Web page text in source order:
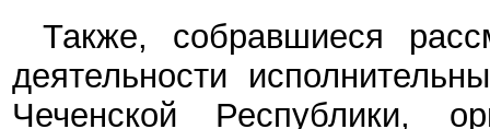
Также, собравшиеся
деятельности
Чеченской Республики,